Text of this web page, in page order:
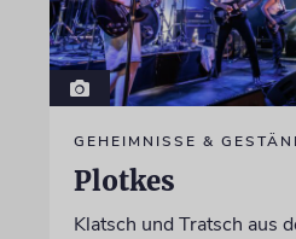
GEHEIMNISSE &
Plotkes
Klatsch und Tratsch aus